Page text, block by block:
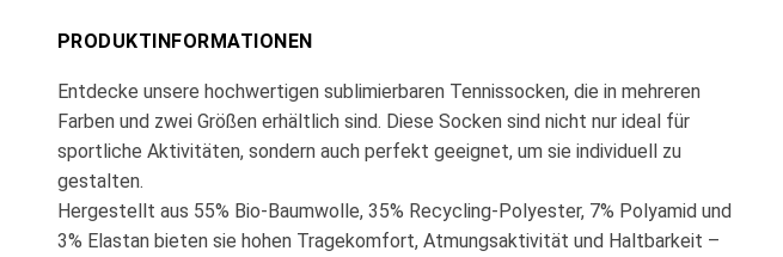
PRODUKTINFORMATIONEN
Entdecke unsere hochwertigen sublimierbaren Tennissocken, die in mehreren
Farben und zwei Größen erhältlich sind. Diese Socken sind nicht nur ideal für
sportliche Aktivitäten, sondern auch perfekt geeignet, um sie individuell zu
gestalten.
Hergestellt aus 55% Bio-Baumwolle, 35% Recycling-Polyester, 7% Polyamid und
3% Elastan bieten sie hohen Tragekomfort, Atmungsaktivität und Haltbarkeit –